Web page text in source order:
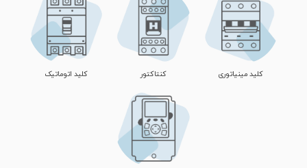
کلید مینیاتوری کنتاکتور کلید اتوماتیک